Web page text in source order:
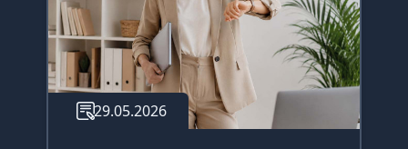
29.05.2026